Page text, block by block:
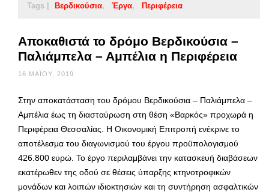
Tags | Βερδικούσια Έργα Περιφέρεια
Αποκαθιστά το δρόμο Βερδικούσια –
Παλιάμπελα – Αμπέλια η Περιφέρεια
16 ΜΑΪ́ΟΥ, 2019
Στην αποκατάσταση του δρόμου Βερδικούσια – Παλιάμπελα –
Αμπέλια έως τη διασταύρωση στη θέση «Βαρκός» προχωρά η
Περιφέρεια Θεσσαλίας. Η Οικονομική Επιτροπή ενέκρινε το
αποτέλεσμα του διαγωνισμού του έργου προϋπολογισμού
426.800 ευρώ. Το έργο περιλαμβάνει την κατασκευή διαβάσεων
εκατέρωθεν της οδού σε θέσεις ύπαρξης κτηνοτροφικών
μονάδων και λοιπών ιδιοκτησιών και τη συντήρηση ασφαλτικών